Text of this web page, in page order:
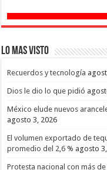
Lo mas Visto
Recuerdos y tecnología
Dios le dio lo que pidió
México elude nuevos
agosto 3, 2026
El volumen exportado de
promedio del 2,6 % agosto
Protesta nacional con más